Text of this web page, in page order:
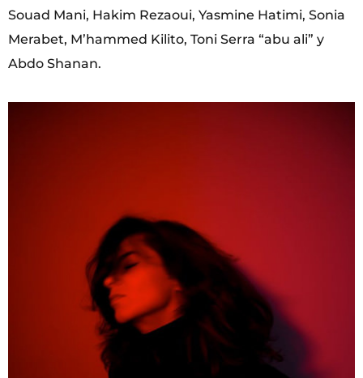
Souad Mani, Hakim Rezaoui, Yasmine Hatimi, Sonia
Merabet, M’hammed Kilito, Toni Serra “abu ali” y
Abdo Shanan.